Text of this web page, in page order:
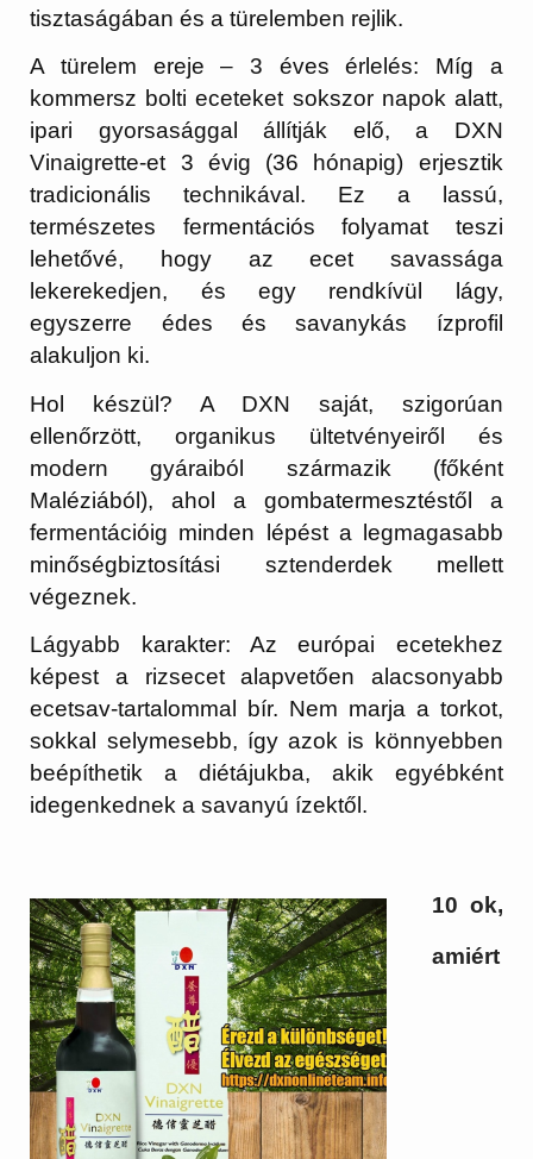
tisztaságában és a türelemben rejlik.
A türelem ereje – 3 éves érlelés: Míg a
kommersz bolti eceteket sokszor napok alatt,
ipari gyorsasággal állítják elő, a DXN
Vinaigrette-et 3 évig (36 hónapig) erjesztik
tradicionális technikával. Ez a lassú,
természetes fermentációs folyamat teszi
lehetővé, hogy az ecet savassága
lekerekedjen, és egy rendkívül lágy,
egyszerre édes és savanykás ízprofil
alakuljon ki.
Hol készül? A DXN saját, szigorúan
ellenőrzött, organikus ültetvényeiről és
modern gyáraiból származik (főként
Maléziából), ahol a gombatermesztéstől a
fermentációig minden lépést a legmagasabb
minőségbiztosítási sztenderdek mellett
végeznek.
Lágyabb karakter: Az európai ecetekhez
képest a rizsecet alapvetően alacsonyabb
ecetsav-tartalommal bír. Nem marja a torkot,
sokkal selymesebb, így azok is könnyebben
beépíthetik a diétájukba, akik egyébként
idegenkednek a savanyú ízektől.
10 ok,
amiért